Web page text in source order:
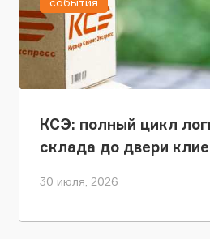
КСЭ: полный цикл
склада до двери
30 июля, 2026